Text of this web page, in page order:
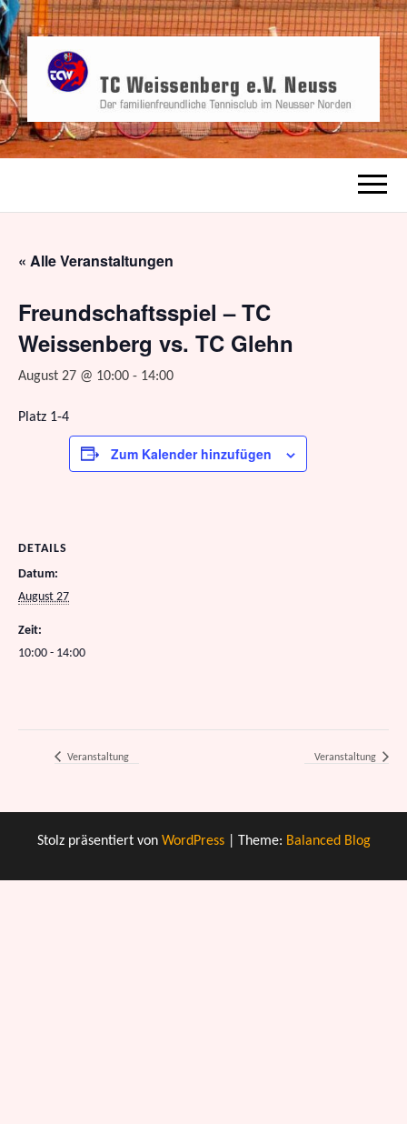
TC
WEISSENBERG
E.V. NEUSS
TCW, der familienfreundliche Tennisverein
in Neusser Norden
« Alle Veranstaltungen
Freundschaftsspiel – TC
Weissenberg vs. TC Glehn
August 27 @ 10:00 - 14:00
Platz 1-4
Zum Kalender hinzufügen
DETAILS
Datum:
August 27
Zeit:
10:00 - 14:00
Veranstaltung Veranstaltung
Stolz präsentiert von WordPress Theme: Balanced Blog